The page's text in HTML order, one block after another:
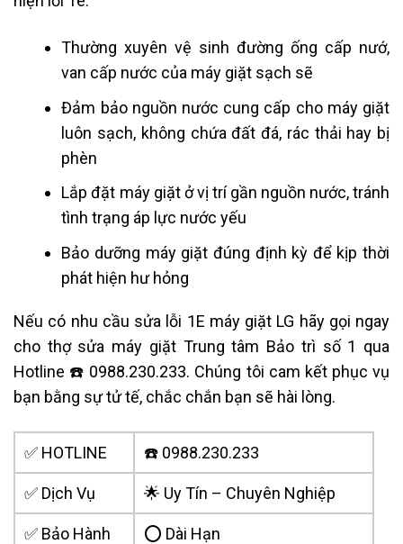
Thường xuyên vệ sinh đường ống cấp nướ,
van cấp nước của máy giặt sạch sẽ
Đảm bảo nguồn nước cung cấp cho máy giặt
luôn sạch, không chứa đất đá, rác thải hay bị
phèn
Lắp đặt máy giặt ở vị trí gần nguồn nước, tránh
tình trạng áp lực nước yếu
Bảo dưỡng máy giặt đúng định kỳ để kịp thời
phát hiện hư hỏng
Nếu có nhu cầu sửa lỗi 1E máy giặt LG hãy gọi ngay
cho thợ sửa máy giặt Trung tâm Bảo trì số 1 qua
Hotline ☎️ 0988.230.233. Chúng tôi cam kết phục vụ
bạn bằng sự tử tế, chắc chắn bạn sẽ hài lòng.
✅ HOTLINE ☎️ 0988.230.233
✅ Dịch Vụ 🌟 Uy Tín – Chuyên Nghiệp
✅ Bảo Hành ⭕ Dài Hạn